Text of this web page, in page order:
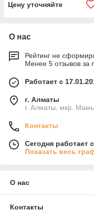
Цену уточняйте
О нас
Рейтинг не
Менее 5 отзывов за
Работает с
г. Алматы
г. Алматы, мкр.
Контакты
Сегодня работает
Показать весь
О нас
Контакты